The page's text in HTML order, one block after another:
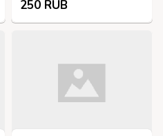
250 RUB